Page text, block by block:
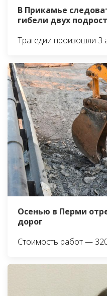
В Прикамье
гибели двух
Трагедии произошли 3
Осенью в Перми
дорог
Стоимость работ —